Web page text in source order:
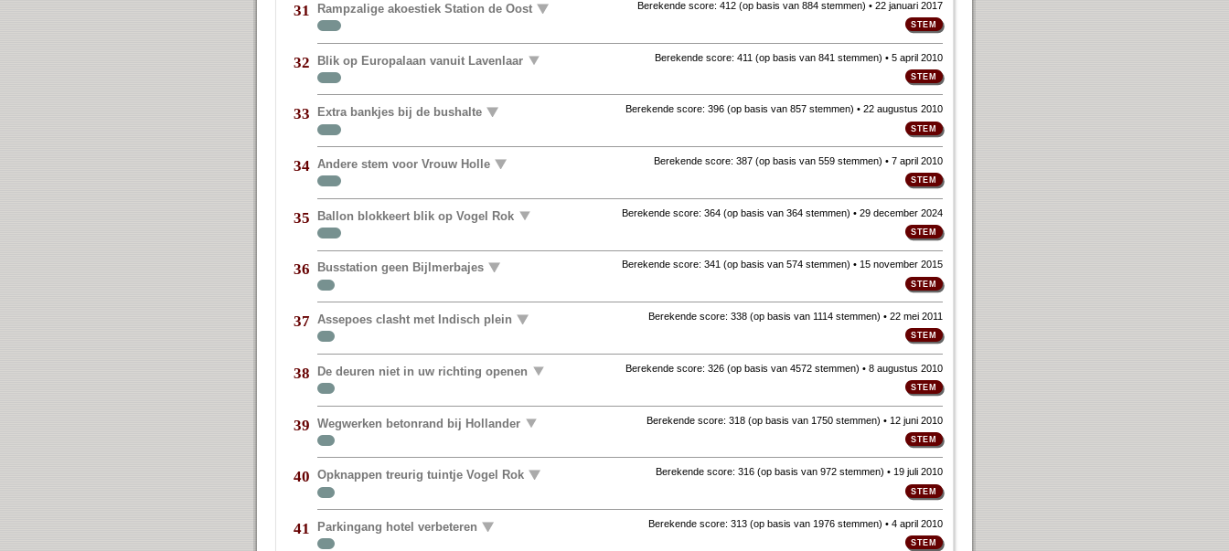
31 Rampzalige akoestiek Station de Oost Berekende score: 412(op basis van 884 stemmen) • 22 januari 2017
32 Blik op Europalaan vanuit Lavenlaar Berekende score: 411 (op basis van 841 stemmen) • 5 april 2010
33 Extra bankjes bij de bushalte Berekende score: 396(op basis van 857 stemmen) • 22 augustus 2010
34 Andere stem voor Vrouw Holle Berekende score: 387(op basis van 559 stemmen) • 7 april 2010
35 Ballon blokkeert blik op Vogel Rok Berekende score: 364(op basis van 364 stemmen) • 29 december 2024
36 Busstation geen Bijlmerbajes Berekende score: 341(op basis van 574 stemmen) • 15 november 2015
37 Assepoes clasht met Indisch plein Berekende score: 338(op basis van 1114 stemmen) • 22 mei 2011
38 De deuren niet in uw richting openen Berekende score: 326(op basis van 4572 stemmen) • 8 augustus 2010
39 Wegwerken betonrand bij Hollander Berekende score: 318(op basis van 1750 stemmen) • 12 juni 2010
40 Opknappen treurig tuintje Vogel Rok Berekende score: 316(op basis van 972 stemmen) • 19 juli 2010
41 Parkingang hotel verbeteren Berekende score: 313(op basis van 1976 stemmen) • 4 april 2010